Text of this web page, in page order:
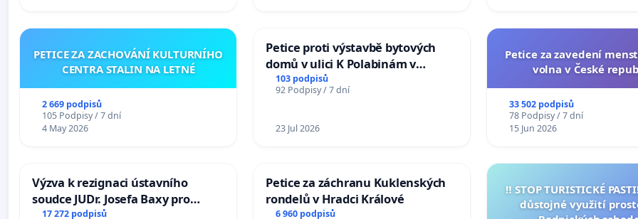
PETICE ZA ZACHOVÁNÍ KULTURNÍHO
CENTRA STALIN NA LETNÉ
2 669 podpisů
105 Podpisy / 7 dní
4 May 2026
Petice proti výstavbě bytových
domů v ulici K Polabinám v
Pardubicích
103 podpisů
92 Podpisy / 7 dní
23 Jul 2026
Petice za zavedení
volna v České
33 502 podpisů
78 Podpisy / 7 dní
15 Jun 2026
Výzva k rezignaci ústavního
soudce JUDr. Josefa Baxy pro
ohrožení důvěry ve spravedlivý
17 272 podpisů
Petice za záchranu Kuklenských
rondelů v Hradci Králové
6 960 podpisů
‼️ STOP TURISTICKÉ
důstojné využití